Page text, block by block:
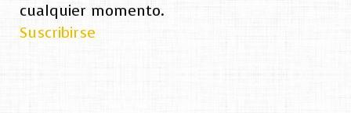
cualquier momento.
Suscribirse